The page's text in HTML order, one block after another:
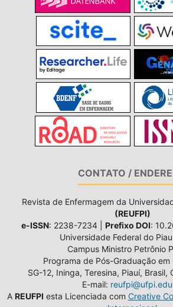
CONTATO /
Revista de Enfermagem da
(REUFPI)
e-ISSN: 2238-7234 | Prefixo DOI:
Universidade Federal do
Campus Ministro Petrônio
Programa de Pós-Graduação em
SG-12, Ininga, Teresina, Piauí,
E-mail:
A REUFPI esta Licenciada com Creative